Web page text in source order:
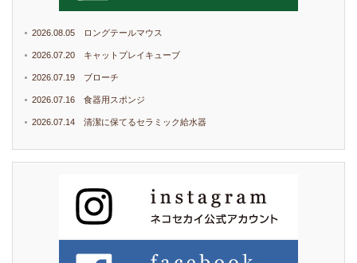
2026.08.05 ロングテールマウス
2026.07.20 キャットプレイキューブ
2026.07.19 ブローチ
2026.07.16 食器用スポンジ
2026.07.14 清潔に保てるセラミック給水器